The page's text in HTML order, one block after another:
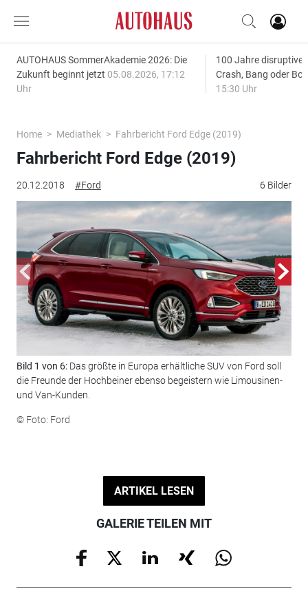
AUTOHAUS SommerAkademie 2026: Die
Zukunft beginnt jetzt 05.08.2026, 17:12
Uhr
100 Jahre disruptive
Crash, Bang oder
15:30 Uhr
Home Mediathek Fahrbericht Ford Edge (2019)
20.12.2018 #Ford 6 Bilder
Fahrbericht Ford Edge (2019)
Bild 1 von 6: Das größte in Europa erhältliche SUV von Ford soll
die Freunde der Hochbeiner ebenso begeistern wie Limousinen-
und Van-Kunden.
© Foto: Ford
ARTIKEL LESEN
GALERIE TEILEN MIT